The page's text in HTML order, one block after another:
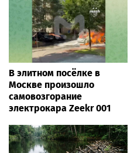
В элитном посёлке в
Москве произошло
самовозгорание
электрокара Zeekr 001